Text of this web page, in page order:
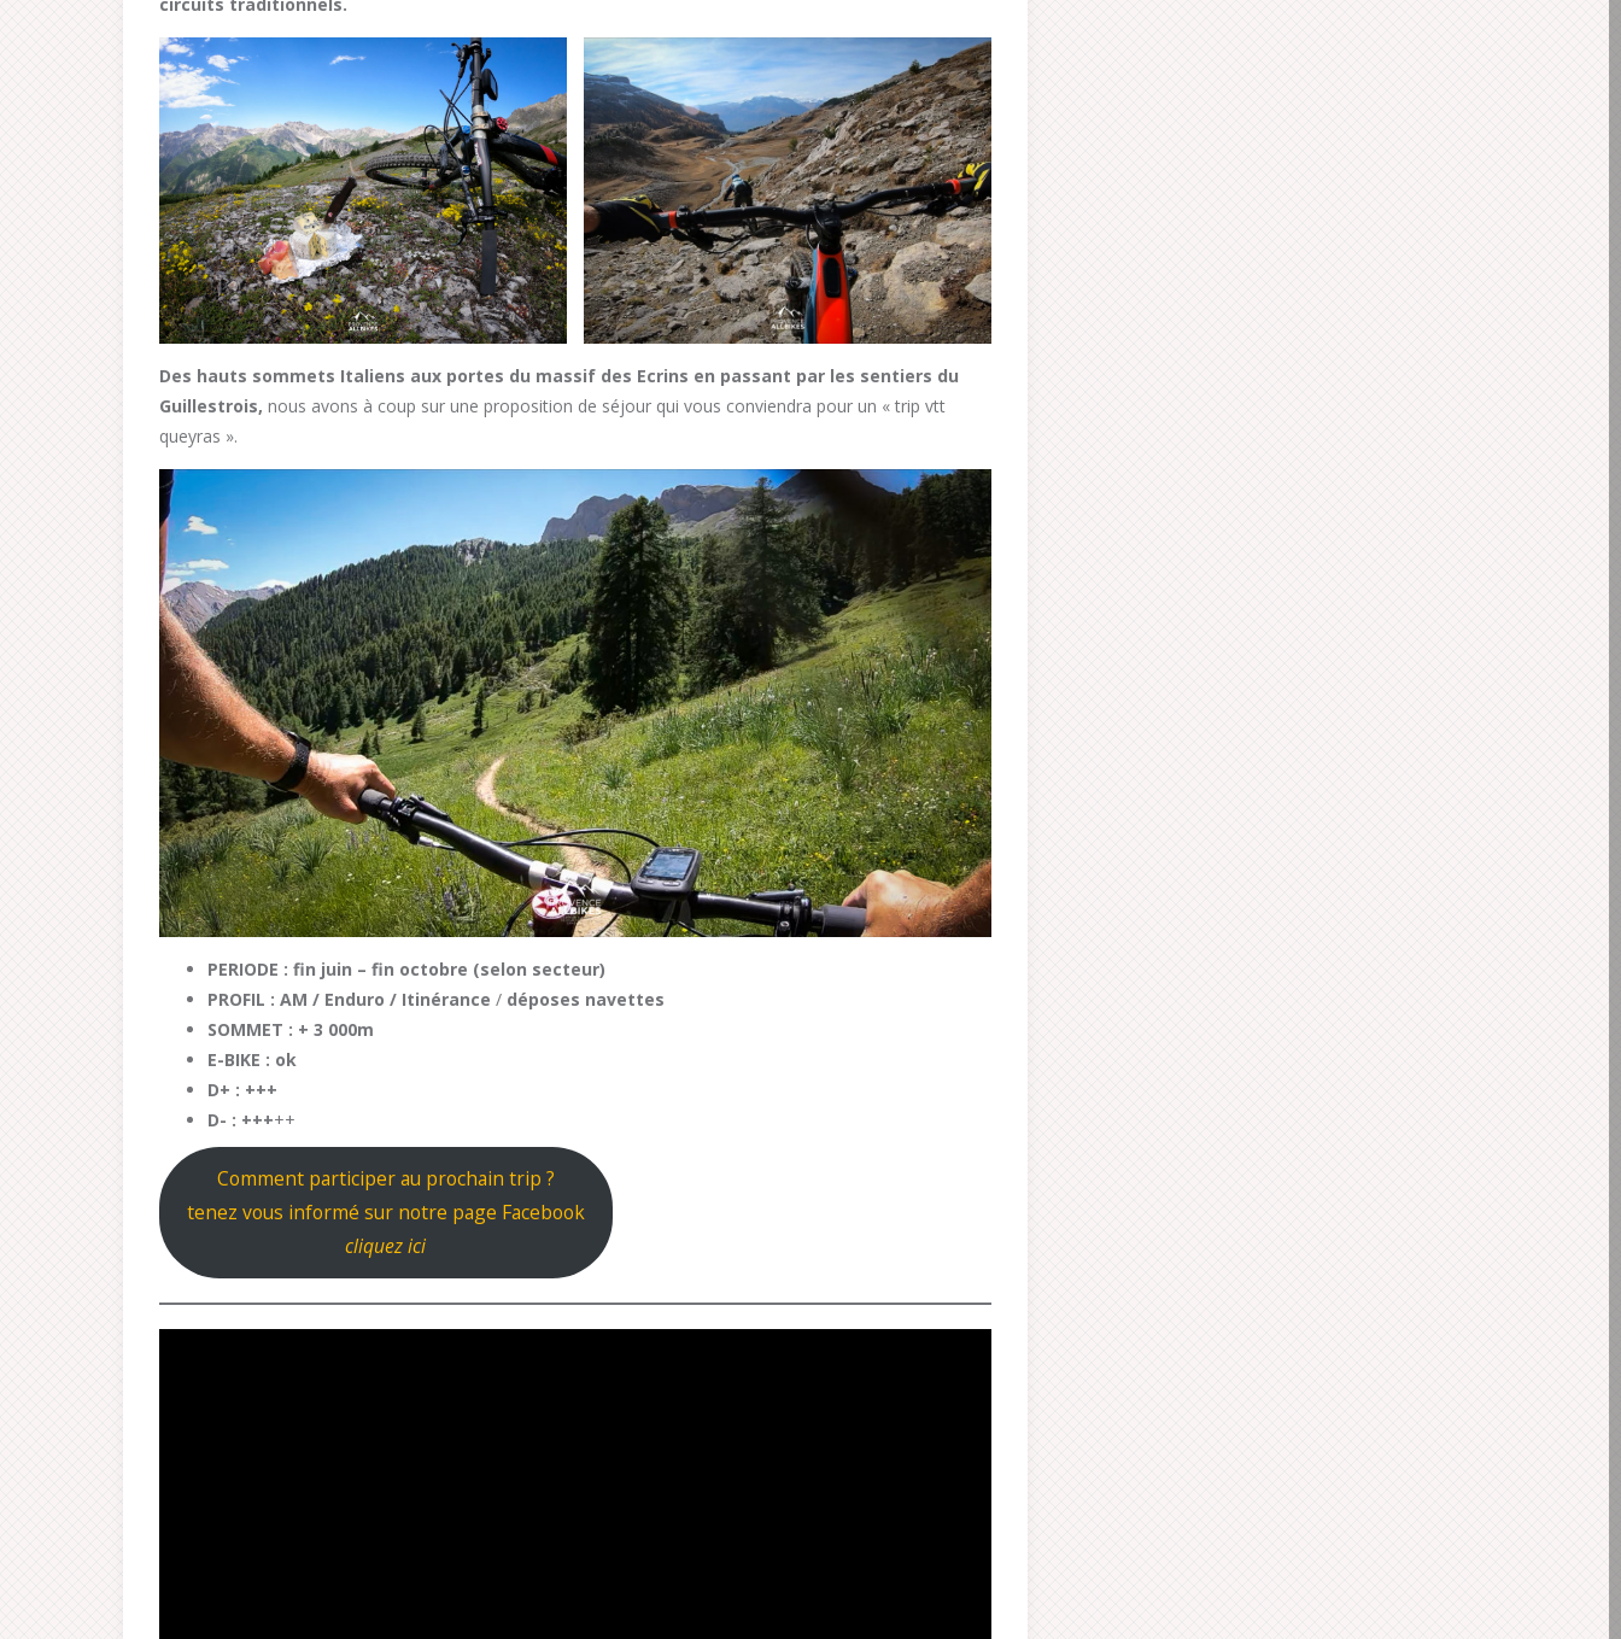
Des hauts sommets Italiens aux portes du massif des Ecrins en passant par les sentiers du
Guillestrois, nous avons à coup sur une proposition de séjour qui vous conviendra pour un « trip vtt
queyras ».
PERIODE : fin juin – fin octobre (selon secteur)
PROFIL : AM / Enduro / Itinérance / déposes navettes
SOMMET : + 3 000m
E-BIKE : ok
D+ : +++
D- : +++++
Comment participer au prochain trip ?
tenez vous informé sur notre page Facebook
cliquez ici